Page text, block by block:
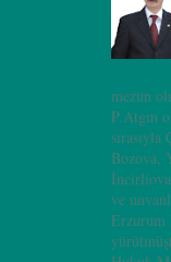
mezun
P.Atgm
Bozova,
ve
Erzurum